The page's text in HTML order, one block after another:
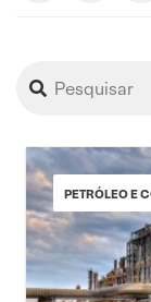
PETRÓLEO E